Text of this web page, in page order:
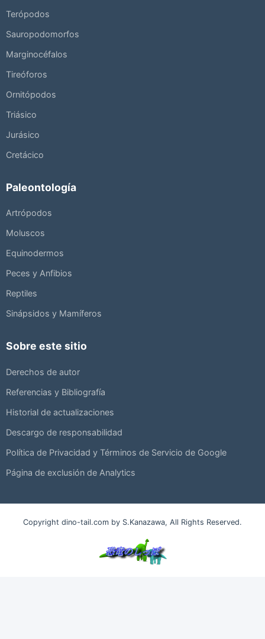
Terópodos
Sauropodomorfos
Marginocéfalos
Tireóforos
Ornitópodos
Triásico
Jurásico
Cretácico
Paleontología
Artrópodos
Moluscos
Equinodermos
Peces y Anfibios
Reptiles
Sinápsidos y Mamíferos
Sobre este sitio
Derechos de autor
Referencias y Bibliografía
Historial de actualizaciones
Descargo de responsabilidad
Política de Privacidad y Términos de Servicio de Google
Página de exclusión de Analytics
Copyright dino-tail.com by S.Kanazawa, All Rights Reserved.